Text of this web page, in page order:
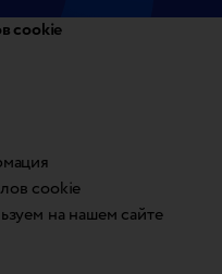
cookie
cookie
на нашем сайте